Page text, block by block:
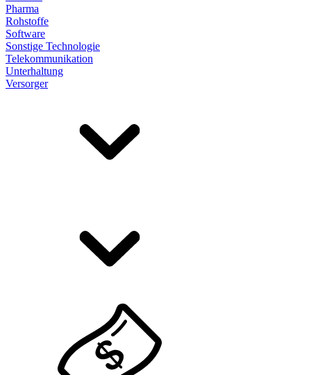
Pharma
Rohstoffe
Software
Sonstige Technologie
Telekommunikation
Unterhaltung
Versorger